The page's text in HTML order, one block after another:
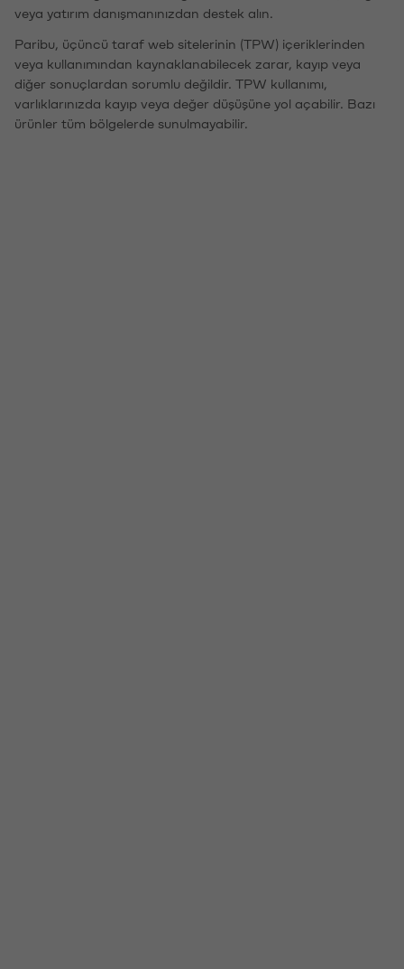
veya yatırım danışmanınızdan destek alın.
Paribu, üçüncü taraf web sitelerinin (TPW) içeriklerinden
veya kullanımından kaynaklanabilecek zarar, kayıp veya
diğer sonuçlardan sorumlu değildir. TPW kullanımı,
varlıklarınızda kayıp veya değer düşüşüne yol açabilir. Bazı
ürünler tüm bölgelerde sunulmayabilir.